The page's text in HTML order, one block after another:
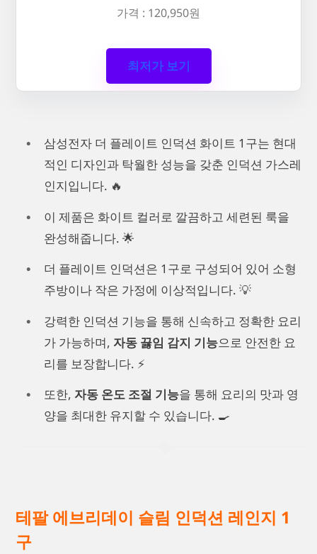
가격 : 120,950원
최저가 보기
삼성전자 더 플레이트 인덕션 화이트 1구는 현대
적인 디자인과 탁월한 성능을 갖춘 인덕션 가스레
인지입니다. 🔥
이 제품은 화이트 컬러로 깔끔하고 세련된 룩을
완성해줍니다. 🌟
더 플레이트 인덕션은 1구로 구성되어 있어 소형
주방이나 작은 가정에 이상적입니다. 💡
강력한 인덕션 기능을 통해 신속하고 정확한 요리
가 가능하며, 자동 끓임 감지 기능으로 안전한 요
리를 보장합니다. ⚡
또한, 자동 온도 조절 기능을 통해 요리의 맛과 영
양을 최대한 유지할 수 있습니다. 🍳
테팔 에브리데이 슬림 인덕션 레인지 1
구